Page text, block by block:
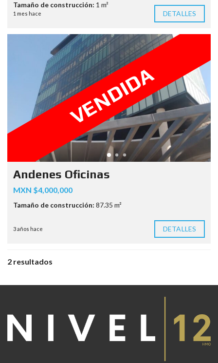
Tamaño de construcción: 1 m²
1 mes hace DETALLES
VENDIDA
Andenes Oficinas
MXN $4,000,000
Tamaño de construcción: 87.35 m²
3 años hace DETALLES
2 resultados